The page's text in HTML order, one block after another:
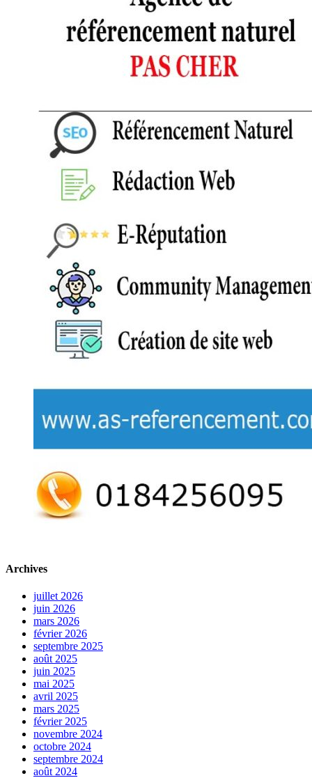
Archives
juillet 2026
juin 2026
mars 2026
février 2026
septembre 2025
août 2025
juin 2025
mai 2025
avril 2025
mars 2025
février 2025
novembre 2024
octobre 2024
septembre 2024
août 2024